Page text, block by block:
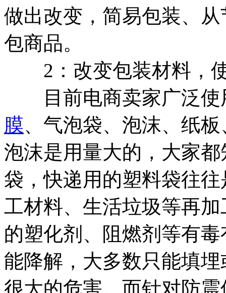
做出改变，简易包装、
包商品。
2：改变包装材料，
目前电商卖家广泛使
膜、气泡袋、泡沫、纸
泡沫是用量大的，大家
袋，快递用的塑料袋往
工材料、生活垃圾等再
的塑化剂、阻燃剂等有
能降解，大多数只能填
很大的危害。而针对防